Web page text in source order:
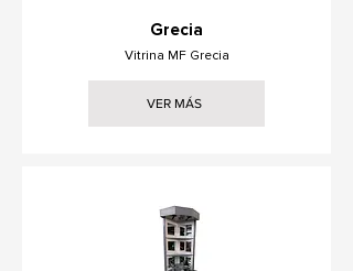
Grecia
Vitrina MF Grecia
VER MÁS